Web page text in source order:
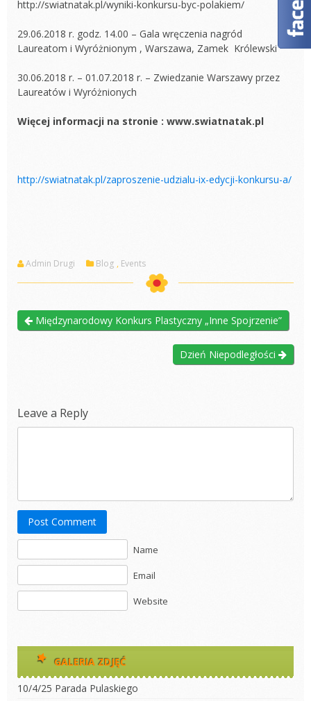
http://swiatnatak.pl/wyniki-konkursu-byc-polakiem/
29.06.2018 r. godz. 14.00 – Gala wręczenia nagród
Laureatom i Wyróżnionym , Warszawa, Zamek Królewski
30.06.2018 r. – 01.07.2018 r. – Zwiedzanie Warszawy przez
Laureatów i Wyróżnionych
Więcej informacji na stronie : www.swiatnatak.pl
http://swiatnatak.pl/zaproszenie-udzialu-ix-edycji-konkursu-a/
Admin Drugi Blog , Events
Międzynarodowy Konkurs Plastyczny „Inne Spojrzenie”
Dzień Niepodległości
Leave a Reply
Post Comment
Name
Email
Website
GALERIA ZDJĘĆ
10/4/25 Parada Pulaskiego